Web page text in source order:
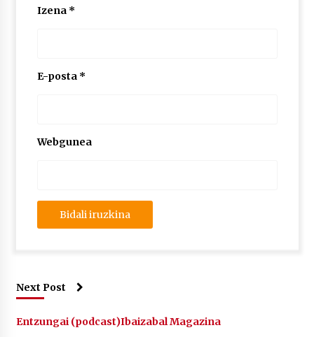
Izena *
E-posta *
Webgunea
Next Post
Entzungai (podcast)Ibaizabal Magazina